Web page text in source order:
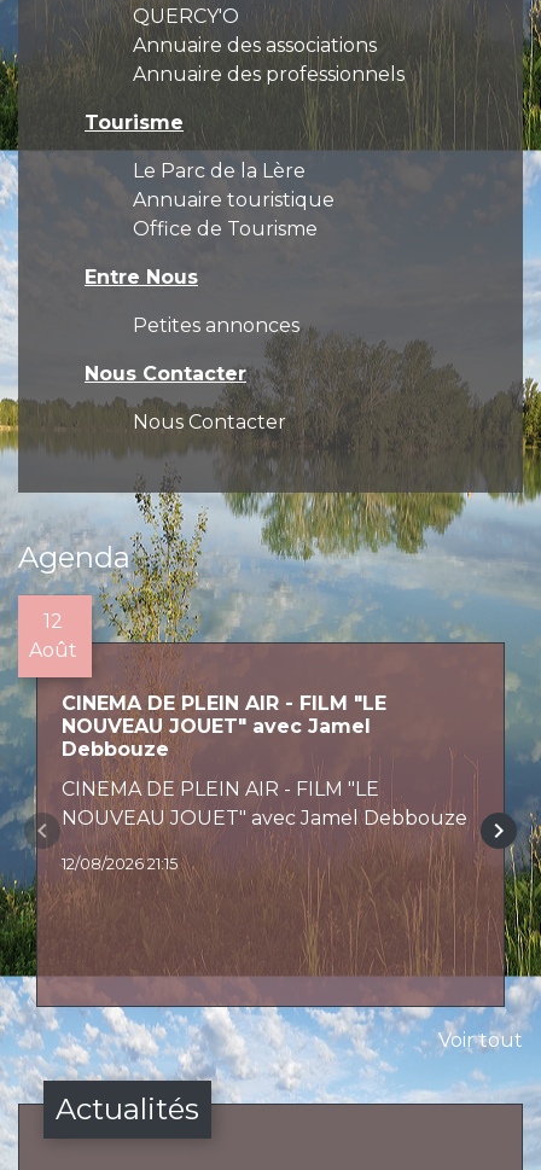
QUERCY'O
Annuaire des associations
Annuaire des professionnels
Tourisme
Le Parc de la Lère
Annuaire touristique
Office de Tourisme
Entre Nous
Petites annonces
Nous Contacter
Nous Contacter
Agenda
12
Août
CINEMA DE PLEIN AIR - FILM "LE
NOUVEAU JOUET" avec Jamel
Debbouze
CINEMA DE PLEIN AIR - FILM "LE
NOUVEAU JOUET" avec Jamel Debbouze
12/08/2026 21:15
keyboard_arrow_left keyboard_arrow_right
Voir tout
Actualités